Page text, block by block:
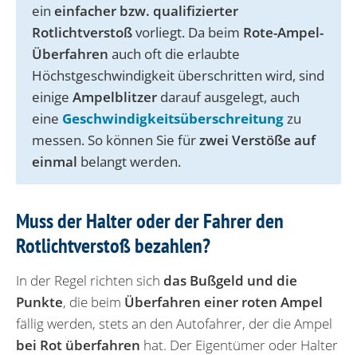
ein einfacher bzw. qualifizierter
Rotlichtverstoßvorliegt. Da beim Rote-Ampel-
Überfahren auch oft die erlaubte
Höchstgeschwindigkeit überschritten wird, sind
einige Ampelblitzer darauf ausgelegt, auch
eine Geschwindigkeitsüberschreitung zu
messen. So können Sie fürzwei Verstöße auf
einmal belangt werden.
Muss der Halter oder der Fahrer den
Rotlichtverstoß bezahlen?
In der Regel richten sich das Bußgeld und die
Punkte, die beim Überfahren einer roten Ampel
fällig werden, stets an den Autofahrer, der die Ampel
bei Rot überfahren hat. Der Eigentümer oder Halter